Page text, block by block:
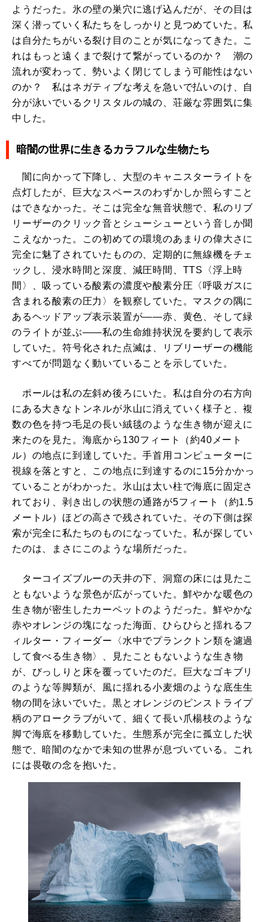
ようだった。氷の壁の巣穴に逃げ込んだが、その目は
深く潜っていく私たちをしっかりと見つめていた。私
は自分たちがいる裂け目のことが気になってきた。こ
れはもっと遠くまで裂けて繋がっているのか？ 潮の
流れが変わって、勢いよく閉じてしまう可能性はない
のか？ 私はネガティブな考えを急いで払いのけ、自
分が泳いでいるクリスタルの城の、荘厳な雰囲気に集
中した。
暗闇の世界に生きるカラフルな生物たち
闇に向かって下降し、大型のキャニスターライトを
点灯したが、巨大なスペースのわずかしか照らすこと
はできなかった。そこは完全な無音状態で、私のリブ
リーザーのクリック音とシューシューという音しか聞
こえなかった。この初めての環境のあまりの偉大さに
完全に魅了されていたものの、定期的に無線機をチェ
ックし、浸水時間と深度、減圧時間、TTS〈浮上時
間〉、吸っている酸素の濃度や酸素分圧〈呼吸ガスに
含まれる酸素の圧力〉を観察していた。マスクの隅に
あるヘッドアップ表示装置が――赤、黄色、そして緑
のライトが並ぶ――私の生命維持状況を要約して表示
していた。符号化された点滅は、リブリーザーの機能
すべてが問題なく動いていることを示していた。
ポールは私の左斜め後ろにいた。私は自分の右方向
にある大きなトンネルが氷山に消えていく様子と、複
数の色を持つ毛足の長い絨毯のような生き物が迎えに
来たのを見た。海底から130フィート（約40メート
ル）の地点に到達していた。手首用コンピューターに
視線を落とすと、この地点に到達するのに15分かかっ
ていることがわかった。氷山は太い柱で海底に固定さ
れており、剥き出しの状態の通路が5フィート（約1.5
メートル）ほどの高さで残されていた。その下側は探
索が完全に私たちのものになっていた。私が探してい
たのは、まさにこのような場所だった。
ターコイズブルーの天井の下、洞窟の床には見たこ
ともないような景色が広がっていた。鮮やかな暖色の
生き物が密生したカーペットのようだった。鮮やかな
赤やオレンジの塊になった海面、ひらひらと揺れるフ
ィルター・フィーダー〈水中でプランクトン類を濾過
して食べる生き物〉、見たこともないような生き物
が、びっしりと床を覆っていたのだ。巨大なゴキブリ
のような等脚類が、風に揺れる小麦畑のような底生生
物の間を泳いでいた。黒とオレンジのピンストライプ
柄のアロークラブがいて、細くて長い爪楊枝のような
脚で海底を移動していた。生態系が完全に孤立した状
態で、暗闇のなかで未知の世界が息づいている。これ
には畏敬の念を抱いた。